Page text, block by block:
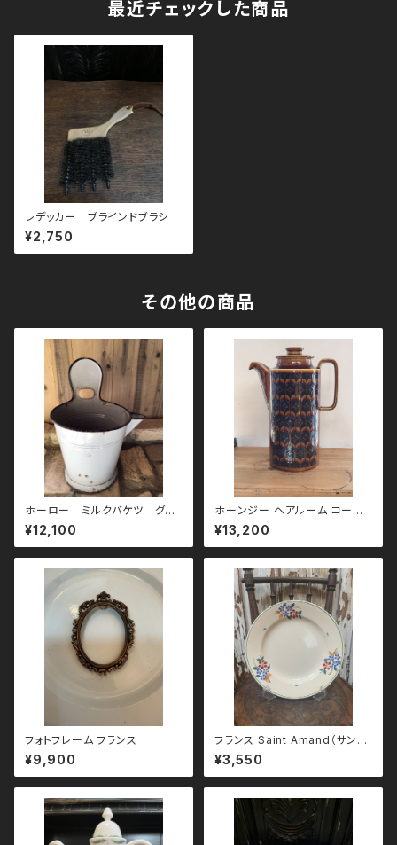
最近チェックした商品
レデッカー ブラインドブラシ
¥2,750
その他の商品
ホーロー ミルクバケツ グレ
ー
¥12,100
ホーンジー ヘアルーム コーヒ
ーポット エアルーム
¥13,200
フォトフレーム フランス
¥9,900
フランス Saint Amand（サンタ
マン）花柄プレート 23cm
¥3,550